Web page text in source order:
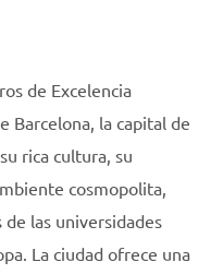
de Excelencia
Barcelona, la capital de
rica cultura, su
cosmopolita,
las universidades
La ciudad ofrece una